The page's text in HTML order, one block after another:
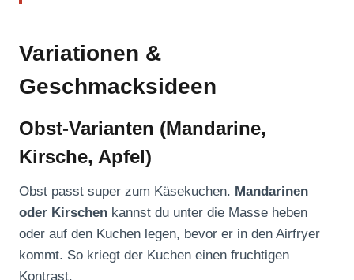
Variationen &
Geschmacksideen
Obst-Varianten (Mandarine,
Kirsche, Apfel)
Obst passt super zum Käsekuchen. Mandarinen
oder Kirschen kannst du unter die Masse heben
oder auf den Kuchen legen, bevor er in den Airfryer
kommt. So kriegt der Kuchen einen fruchtigen
Kontrast.